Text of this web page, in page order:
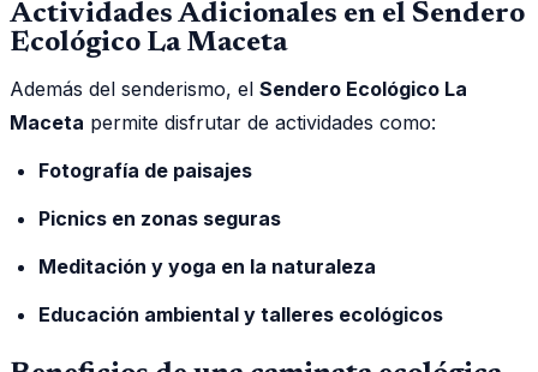
Actividades Adicionales en el Sendero
Ecológico La Maceta
Además del senderismo, el Sendero Ecológico La
Maceta permite disfrutar de actividades como:
Fotografía de paisajes
Picnics en zonas seguras
Meditación y yoga en la naturaleza
Educación ambiental y talleres ecológicos